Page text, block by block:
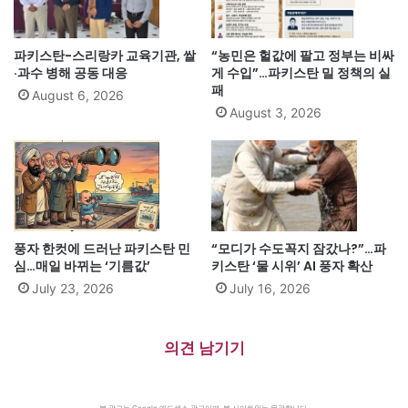
파키스탄-스리랑카 교육기관, 쌀
·과수 병해 공동 대응
August 6, 2026
“농민은 헐값에 팔고 정부는 비싸
게 수입”…파키스탄 밀 정책의 실
패
August 3, 2026
풍자 한컷에 드러난 파키스탄 민
심…매일 바뀌는 ‘기름값’
July 23, 2026
“모디가 수도꼭지 잠갔나?”…파
키스탄 ‘물 시위’ AI 풍자 확산
July 16, 2026
의견 남기기